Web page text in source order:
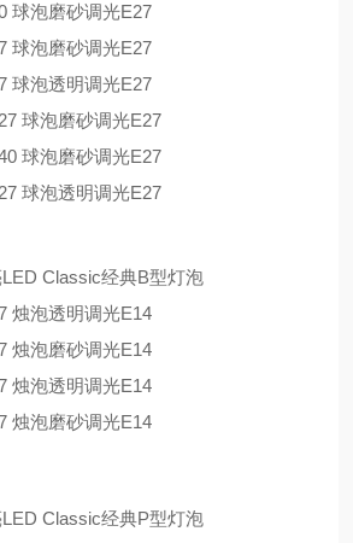
球泡磨砂调光E27
球泡磨砂调光E27
球泡透明调光E27
球泡磨砂调光E27
球泡磨砂调光E27
球泡透明调光E27
Classic经典B型灯泡
烛泡透明调光E14
烛泡磨砂调光E14
烛泡透明调光E14
烛泡磨砂调光E14
Classic经典P型灯泡